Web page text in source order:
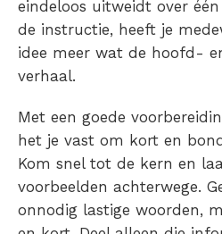
eindeloos uitweidt over
de instructie, heeft je
idee meer wat de hoofd-
verhaal.
Met een goede
het je vast om kort en
Kom snel tot de kern en
voorbeelden achterwege.
onnodig lastige woorden,